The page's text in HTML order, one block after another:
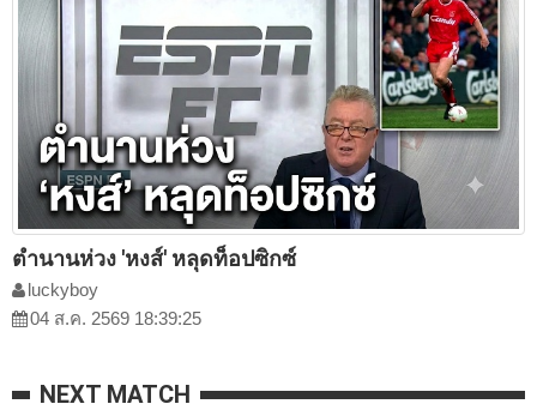
ตำนานห่วง 'หงส์' หลุดท็อปซิกซ์
luckyboy
04 ส.ค. 2569 18:39:25
NEXT MATCH